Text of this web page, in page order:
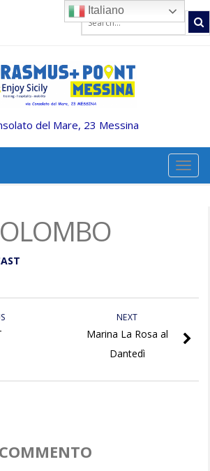
del Mare, 23 Messina
NEXT
Marina La Rosa al
Dantedì
Italiano